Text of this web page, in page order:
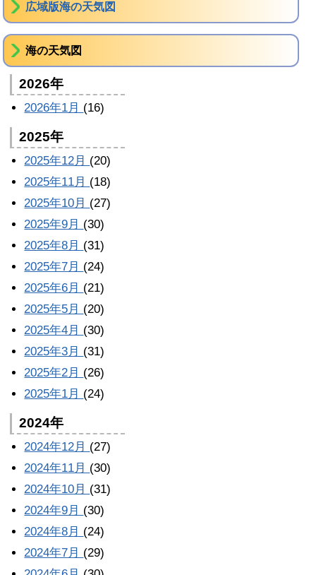
広域版海の天気図
海の天気図
2026年
2026年1月 (16)
2025年
2025年12月 (20)
2025年11月 (18)
2025年10月 (27)
2025年9月 (30)
2025年8月 (31)
2025年7月 (24)
2025年6月 (21)
2025年5月 (20)
2025年4月 (30)
2025年3月 (31)
2025年2月 (26)
2025年1月 (24)
2024年
2024年12月 (27)
2024年11月 (30)
2024年10月 (31)
2024年9月 (30)
2024年8月 (24)
2024年7月 (29)